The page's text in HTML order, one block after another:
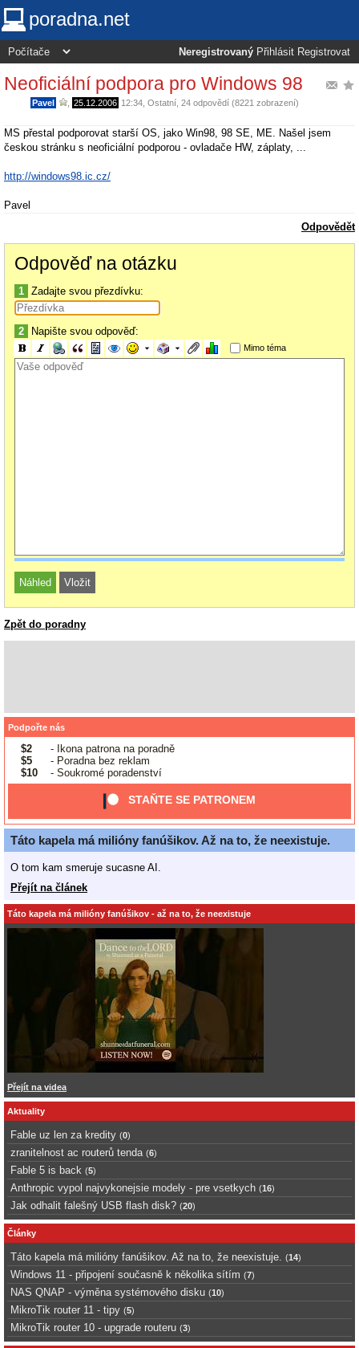
poradna.net
Neregistrovaný Přihlásit Registrovat
Neoficiální podpora pro Windows 98
Pavel 25.12.2006 12:34 Ostatní , 24 odpovědí (8221 zobrazení)
MS přestal podporovat starší OS, jako Win98, 98 SE, ME. Našel jsem
českou stránku s neoficiální podporou - ovladače HW, záplaty, ...
http://windows98.ic.cz/
Pavel
Odpovědět
Odpověď na otázku
1 Zadajte svou přezdívku:
2 Napište svou odpověď:
Mimo téma
Zpět do poradny
Podpořte nás
$2
- Ikona patrona na poradně
$5
- Poradna bez reklam
$10
- Soukromé poradenství
STAŇTE SE PATRONEM
Táto kapela má milióny fanúšikov. Až na to, že neexistuje.
O tom kam smeruje sucasne AI.
Přejít na článek
Táto kapela má milióny fanúšikov - až na to, že neexistuje
Přejít na videa
Aktuality
Fable uz len za kredity (0)
zranitelnost ac routerů tenda (6)
Fable 5 is back (5)
Anthropic vypol najvykonejsie modely - pre vsetkych (16)
Jak odhalit falešný USB flash disk? (20)
Články
Táto kapela má milióny fanúšikov. Až na to, že neexistuje. (14)
Windows 11 - připojení současně k několika sítím (7)
NAS QNAP - výměna systémového disku (10)
MikroTik router 11 - tipy (5)
MikroTik router 10 - upgrade routeru (3)